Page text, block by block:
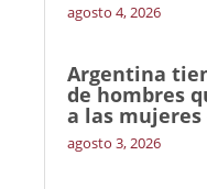
agosto 4, 2026
Argentina
de hombres
a las mujeres
agosto 3, 2026